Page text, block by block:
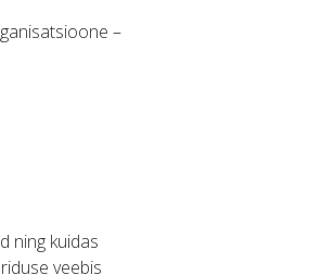
–
ning kuidas
veebis